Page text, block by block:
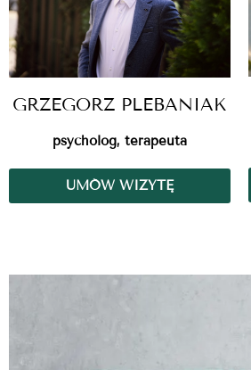
GRZEGORZ PLEBANIAK
psycholog, terapeuta
UMÓW WIZYTĘ